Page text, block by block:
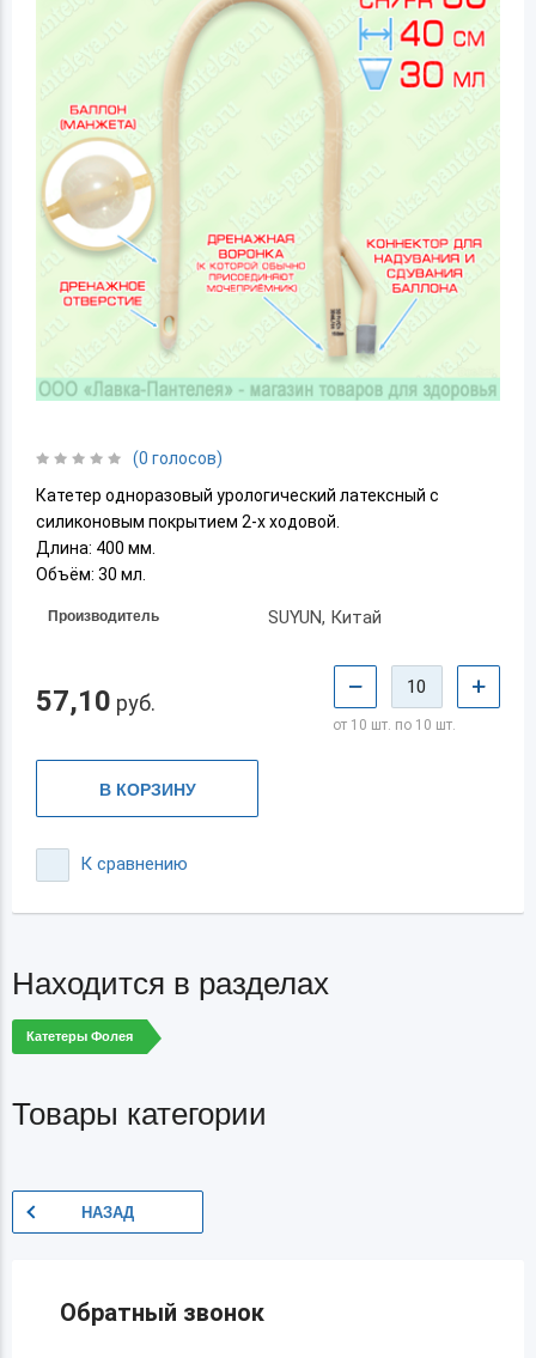
(0 голосов)
Катетер одноразовый урологический латексный с
силиконовым покрытием 2-х ходовой.
Длина: 400 мм.
Объём: 30 мл.
Производитель SUYUN, Китай
57,10 руб.
− +
от 10 шт. по 10 шт.
В КОРЗИНУ
К сравнению
Находится в разделах
Катетеры Фолея
Товары категории
НАЗАД
Обратный звонок